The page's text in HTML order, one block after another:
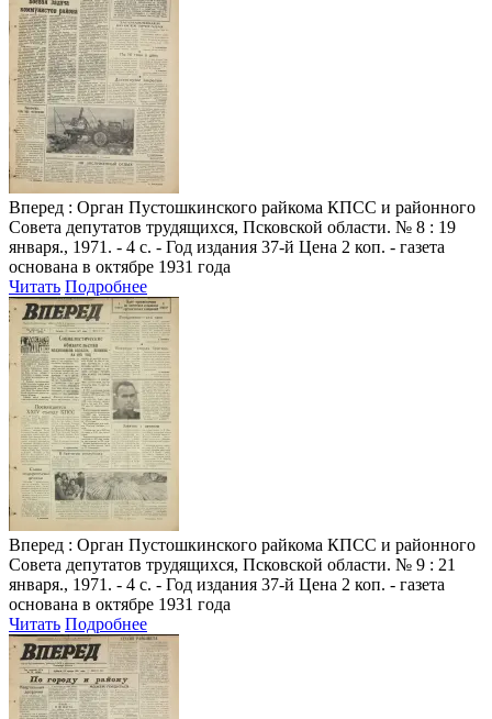
Вперед : Орган Пустошкинского райкома КПСС и районного
Совета депутатов трудящихся, Псковской области. № 8 : 19
января., 1971. - 4 с. - Год издания 37-й Цена 2 коп. - газета
основана в октябре 1931 года
Читать Подробнее
Вперед : Орган Пустошкинского райкома КПСС и районного
Совета депутатов трудящихся, Псковской области. № 9 : 21
января., 1971. - 4 с. - Год издания 37-й Цена 2 коп. - газета
основана в октябре 1931 года
Читать Подробнее